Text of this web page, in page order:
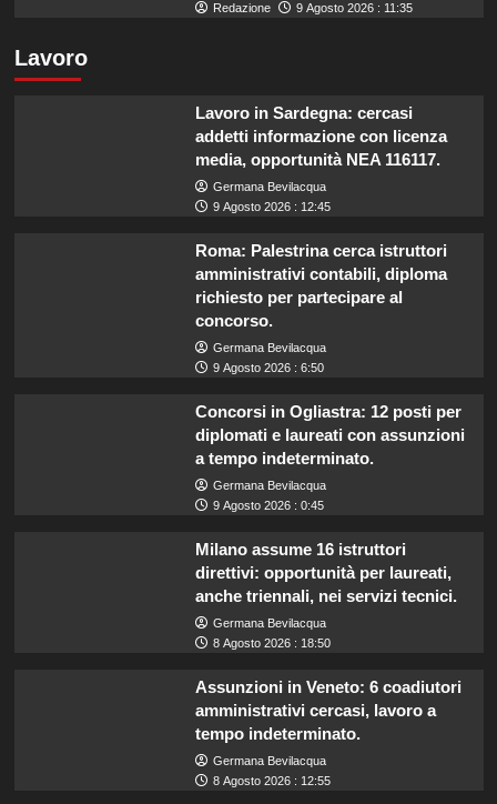
Redazione 9 Agosto 2026 : 11:35
Lavoro
Lavoro in Sardegna: cercasi
addetti informazione con licenza
media, opportunità NEA 116117.
Germana Bevilacqua
9 Agosto 2026 : 12:45
Roma: Palestrina cerca istruttori
amministrativi contabili, diploma
richiesto per partecipare al
concorso.
Germana Bevilacqua
9 Agosto 2026 : 6:50
Concorsi in Ogliastra: 12 posti per
diplomati e laureati con assunzioni
a tempo indeterminato.
Germana Bevilacqua
9 Agosto 2026 : 0:45
Milano assume 16 istruttori
direttivi: opportunità per laureati,
anche triennali, nei servizi tecnici.
Germana Bevilacqua
8 Agosto 2026 : 18:50
Assunzioni in Veneto: 6 coadiutori
amministrativi cercasi, lavoro a
tempo indeterminato.
Germana Bevilacqua
8 Agosto 2026 : 12:55